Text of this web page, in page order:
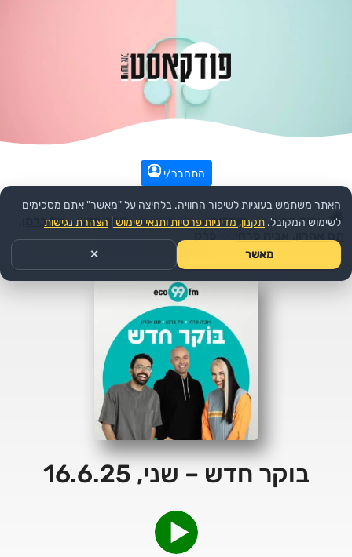
התחבר/י
עמוד הבית >> קומדיה >>הפודקאסט: בוקר חדש - טל ברמן,
בוקר חדש – שני, 16.6.25
האתר משתמש בעוגיות לשיפור החוויה. בלחיצה על "מאשר" אתם מסכימים
לשימוש המקובל. תקנון, מדיניות פרטיות ותנאי שימוש הצהרת נגישות
מאשר ✕